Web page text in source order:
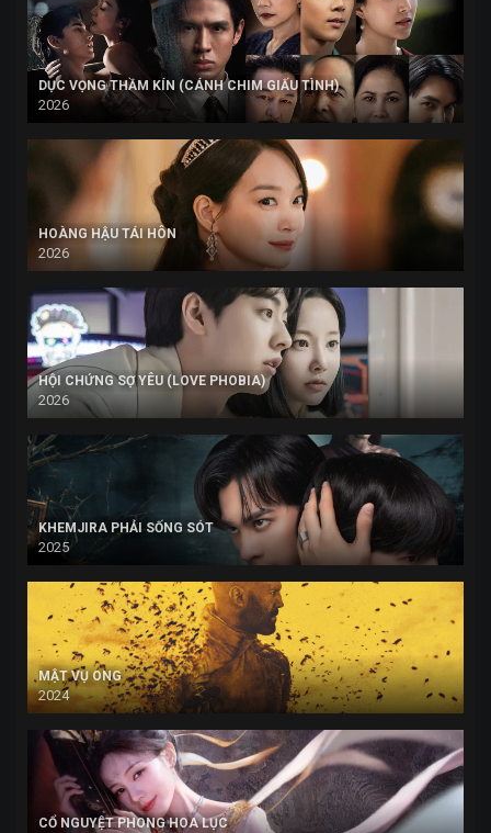
DỤC VỌNG THẦM KÍN (CÁNH CHIM GIẤU TÌNH)
2026
HOÀNG HẬU TÁI HÔN
2026
HỘI CHỨNG SỢ YÊU (LOVE PHOBIA)
2026
KHEMJIRA PHẢI SỐNG SÓT
2025
MẬT VỤ ONG
2024
CỔ NGUYỆT PHONG HOA LỤC